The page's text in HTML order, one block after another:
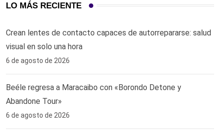
LO MÁS RECIENTE
Crean lentes de contacto capaces de autorrepararse: salud
visual en solo una hora ‎
6 de agosto de 2026
Beéle regresa a Maracaibo con «Borondo Detone y
Abandone Tour»
6 de agosto de 2026